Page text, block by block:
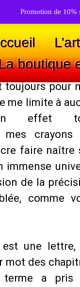
Promotion de 10%
boutique
toujours pour
me limite à
en effet
crayons
faire naître
immense
de la
comme
est une lettre,
mot des
terme a pris